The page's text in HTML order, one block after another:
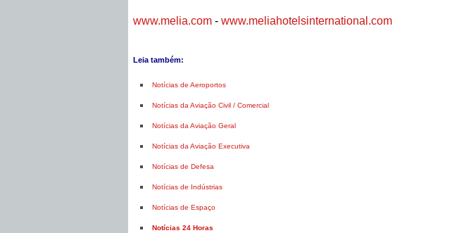
www.melia.com - www.meliahotelsinternational.com
Leia também:
Notícias de Aeroportos
Notícias da Aviação Civil / Comercial
Notícias da Aviação Geral
Notícias da Aviação Executiva
Notícias de Defesa
Notícias de Indústrias
Notícias de Espaço
Notícias 24 Horas